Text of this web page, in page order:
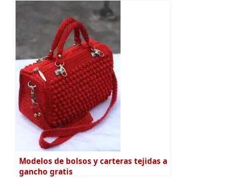
Modelos de bolsos y carteras tejidas a
gancho gratis